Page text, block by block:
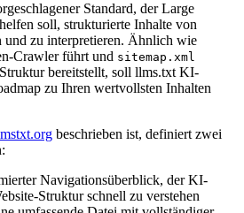
Standard, der Large
soll, strukturierte Inhalte von
und zu interpretieren. Ähnlich wie
Crawler führt und sitemap.xml
bereitstellt, soll llms.txt KI-
zu Ihren wertvollsten Inhalten
beschrieben ist, definiert zwei
Navigationsüberblick, der KI-
Struktur schnell zu verstehen